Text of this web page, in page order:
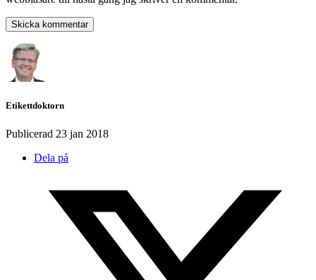
Etikettdoktorn
Publicerad 23 jan 2018
Dela på